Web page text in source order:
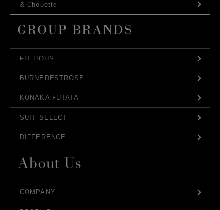
& Chouette
FIT HOUSE
BURNEDESTROSE
KONAKA FUTATA
SUIT SELECT
DIFFERENCE
COMPANY